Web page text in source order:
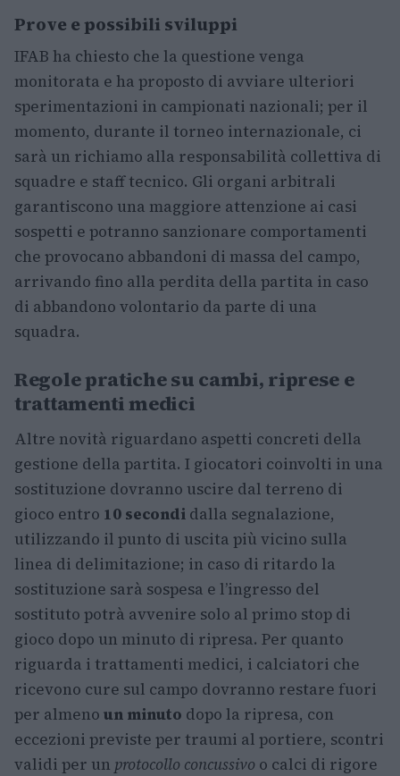
Prove e possibili sviluppi
IFAB ha chiesto che la questione venga
monitorata e ha proposto di avviare ulteriori
sperimentazioni in campionati nazionali; per il
momento, durante il torneo internazionale, ci
sarà un richiamo alla responsabilità collettiva di
squadre e staff tecnico. Gli organi arbitrali
garantiscono una maggiore attenzione ai casi
sospetti e potranno sanzionare comportamenti
che provocano abbandoni di massa del campo,
arrivando fino alla perdita della partita in caso
di abbandono volontario da parte di una
squadra.
Regole pratiche su cambi, riprese e
trattamenti medici
Altre novità riguardano aspetti concreti della
gestione della partita. I giocatori coinvolti in una
sostituzione dovranno uscire dal terreno di
gioco entro 10 secondi dalla segnalazione,
utilizzando il punto di uscita più vicino sulla
linea di delimitazione; in caso di ritardo la
sostituzione sarà sospesa e l’ingresso del
sostituto potrà avvenire solo al primo stop di
gioco dopo un minuto di ripresa. Per quanto
riguarda i trattamenti medici, i calciatori che
ricevono cure sul campo dovranno restare fuori
per almeno un minuto dopo la ripresa, con
eccezioni previste per traumi al portiere, scontri
validi per un protocollo concussivo o calci di rigore